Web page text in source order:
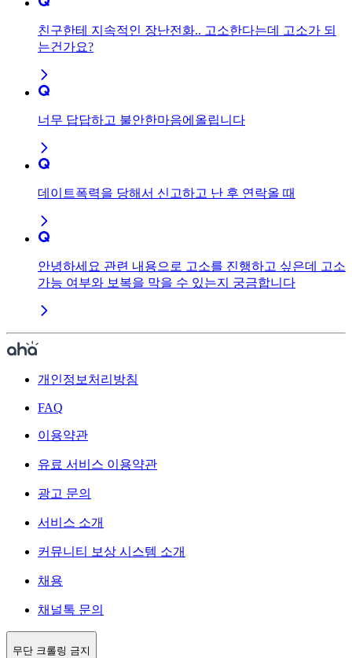
친구한테 지속적인 장난전화.. 고소한다는데 고소가 되
는건가요?
너무 답답하고 불안한마음에올립니다
데이트폭력을 당해서 신고하고 난 후 연락올 때
안녕하세요 관련 내용으로 고소를 진행하고 싶은데 고소
가능 여부와 보복을 막을 수 있는지 궁금합니다
개인정보처리방침
FAQ
이용약관
유료 서비스 이용약관
광고 문의
서비스 소개
커뮤니티 보상 시스템 소개
채용
채널톡 문의
무단 크롤링 금지